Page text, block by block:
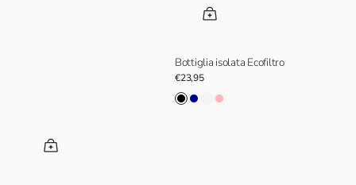
Bottiglia isolata Ecofiltro
Prezzo
normale
€23,95
NeroBlu
Menta
Rosa